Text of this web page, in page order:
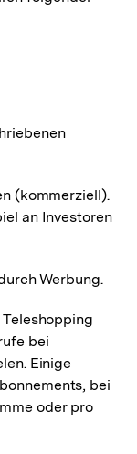
(kommerziell).
an Investoren
Werbung.
bei
Einige
bei
oder pro